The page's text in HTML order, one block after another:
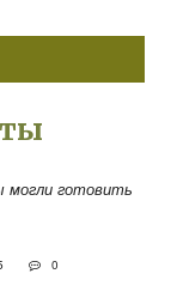
готовить
0